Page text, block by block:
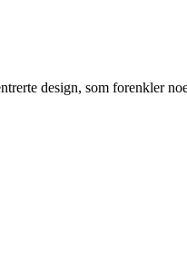
design, som forenkler